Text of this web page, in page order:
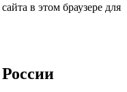
в этом браузере для